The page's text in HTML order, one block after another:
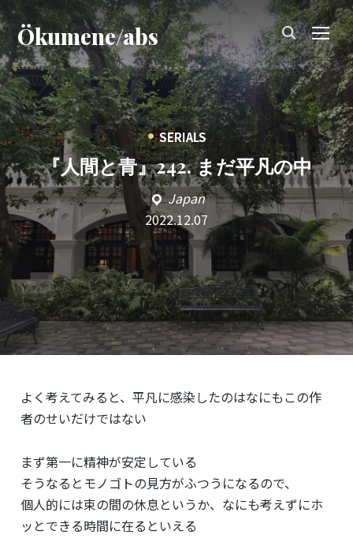
Ökumene/abs
• SERIALS
『人間と青』242. まだ平凡の中
Japan
2022.12.07
よく考えてみると、平凡に感染したのはなにもこの作
者のせいだけではない
まず第一に精神が安定している
そうなるとモノゴトの見方がふつうになるので、
個人的には束の間の休息というか、なにも考えずにホ
ッとできる時間に在るといえる